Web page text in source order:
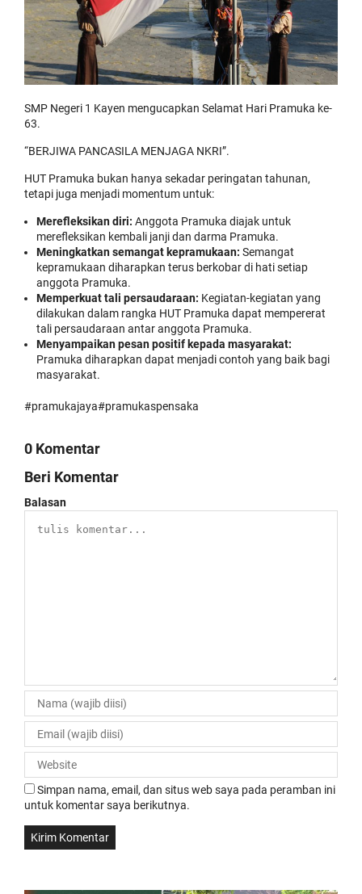
SMP Negeri 1 Kayen mengucapkan Selamat Hari Pramuka ke-
63.
“BERJIWA PANCASILA MENJAGA NKRI”.
HUT Pramuka bukan hanya sekadar peringatan tahunan,
tetapi juga menjadi momentum untuk:
Merefleksikan diri: Anggota Pramuka diajak untuk
merefleksikan kembali janji dan darma Pramuka.
Meningkatkan semangat kepramukaan: Semangat
kepramukaan diharapkan terus berkobar di hati setiap
anggota Pramuka.
Memperkuat tali persaudaraan: Kegiatan-kegiatan yang
dilakukan dalam rangka HUT Pramuka dapat mempererat
tali persaudaraan antar anggota Pramuka.
Menyampaikan pesan positif kepada masyarakat:
Pramuka diharapkan dapat menjadi contoh yang baik bagi
masyarakat.
#pramukajaya#pramukaspensaka
0 Komentar
Beri Komentar
Balasan
Simpan nama, email, dan situs web saya pada peramban ini
untuk komentar saya berikutnya.